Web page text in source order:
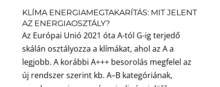
KLÍMA ENERGIAMEGTAKARÍTÁS: MIT JELENT
AZ ENERGIAOSZTÁLY?
Az Európai Unió 2021 óta A-tól G-ig terjedő
skálán osztályozza a klímákat, ahol az A a
legjobb. A korábbi A+++ besorolás megfelel az
új rendszer szerint kb. A–B kategóriának,